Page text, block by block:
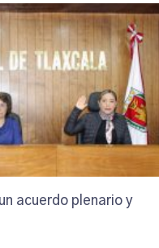
acuerdo plenario y